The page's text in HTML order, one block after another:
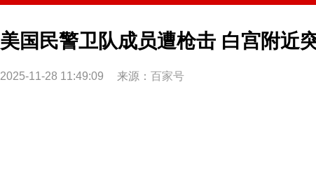
美国民警卫队成员遭枪击 白宫附近
2025-11-28 11:49:09 来源： 百家号